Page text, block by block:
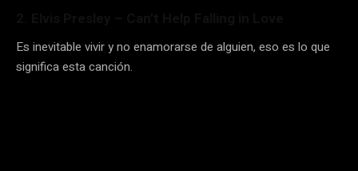
Es inevitable vivir y no enamorarse de alguien, eso es lo que
significa esta canción.